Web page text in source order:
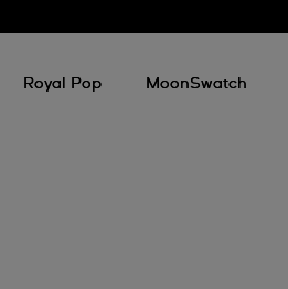
Royal Pop MoonSwatch